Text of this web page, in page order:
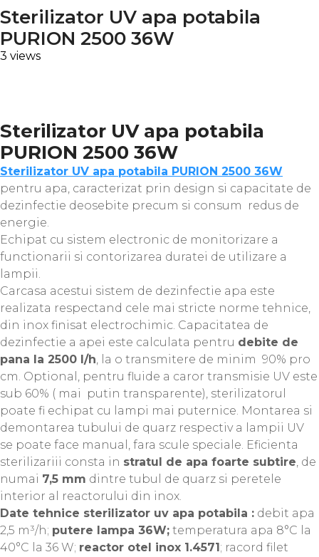
Sterilizator UV apa potabila
PURION 2500 36W
3 views
Sterilizator UV apa potabila
PURION 2500 36W
Sterilizator UV apa potabila PURION 2500 36W
pentru apa, caracterizat prin design si capacitate de
dezinfectie deosebite precum si consum redus de
energie.
Echipat cu sistem electronic de monitorizare a
functionarii si contorizarea duratei de utilizare a
lampii.
Carcasa acestui sistem de dezinfectie apa este
realizata respectand cele mai stricte norme tehnice,
din inox finisat electrochimic. Capacitatea de
dezinfectie a apei este calculata pentru debite de
pana la 2500 l/h, la o transmitere de minim 90% pro
cm. Optional, pentru fluide a caror transmisie UV este
sub 60% ( mai putin transparente), sterilizatorul
poate fi echipat cu lampi mai puternice. Montarea si
demontarea tubului de quarz respectiv a lampii UV
se poate face manual, fara scule speciale. Eficienta
sterilizariii consta in stratul de apa foarte subtire, de
numai 7,5 mm dintre tubul de quarz si peretele
interior al reactorului din inox.
Date tehnice sterilizator uv apa potabila : debit apa
2,5 m³/h; putere lampa 36W; temperatura apa 8°C la
40°C la 36 W; reactor otel inox 1.4571; racord filet